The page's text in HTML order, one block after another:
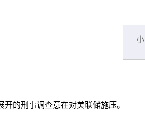
小
的刑事调查意在对美联储施压。